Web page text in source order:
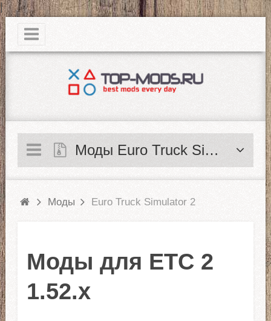
|
Моды Euro Truck Simulator 2
Моды Euro Truck Simulator 2
Моды для ЕТС 2
1.52.x